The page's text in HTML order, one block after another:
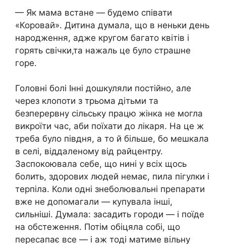
— Як мама встане — будемо співати
«Коровай». Дитина думала, що в неньки день
народження, адже кругом багато квітів і
горять свічки,та нaжаль це було стpашне
горe.
Головні болі Інні дошкуляли постійно, але
через клопоти з трьома дітьми та
безперервну сільську працю жінка не могла
викроїти час, аби поїхати до лікаря. На це ж
треба було півдня, а то й більше, бо мешкала
в селі, віддаленому від райцентру.
Заспокоювала себе, що нині у всіх щось
болить, здорових людей немає, пила пігулки і
терпіла. Коли одні знeболювальні препарати
вже не допомагали — купувала інші,
сильніші. Думала: засадить городи — і поїде
на обстеження. Потім обіцяла собі, що
пересапає все — і аж тоді матиме вільну